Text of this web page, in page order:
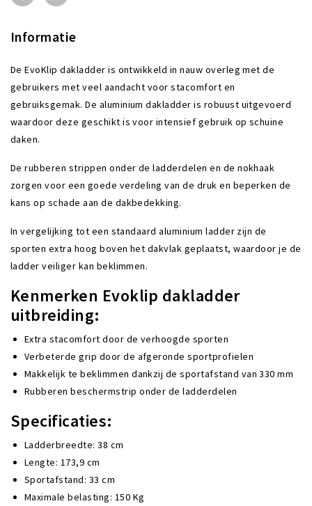
Informatie
De EvoKlip dakladder is ontwikkeld in nauw overleg met de
gebruikers met veel aandacht voor stacomfort en
gebruiksgemak. De aluminium dakladder is robuust uitgevoerd
waardoor deze geschikt is voor intensief gebruik op schuine
daken.
De rubberen strippen onder de ladderdelen en de nokhaak
zorgen voor een goede verdeling van de druk en beperken de
kans op schade aan de dakbedekking.
In vergelijking tot een standaard aluminium ladder zijn de
sporten extra hoog boven het dakvlak geplaatst, waardoor je de
ladder veiliger kan beklimmen.
Kenmerken Evoklip dakladder
uitbreiding:
Extra stacomfort door de verhoogde sporten
Verbeterde grip door de afgeronde sportprofielen
Makkelijk te beklimmen dankzij de sportafstand van 330 mm
Rubberen beschermstrip onder de ladderdelen
Specificaties:
Ladderbreedte: 38 cm
Lengte: 173,9 cm
Sportafstand: 33 cm
Maximale belasting: 150 Kg